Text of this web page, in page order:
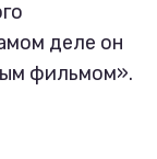
деле он
фильмом».